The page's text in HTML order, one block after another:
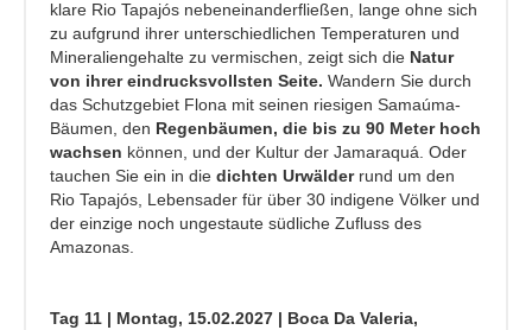
klare Rio Tapajós nebeneinanderfließen, lange ohne sich
zu aufgrund ihrer unterschiedlichen Temperaturen und
Mineraliengehalte zu vermischen, zeigt sich die Natur
von ihrer eindrucksvollsten Seite. Wandern Sie durch
das Schutzgebiet Flona mit seinen riesigen Samaúma-
Bäumen, den Regenbäumen, die bis zu 90 Meter hoch
wachsen können, und der Kultur der Jamaraquá. Oder
tauchen Sie ein in die dichten Urwälderrund um den
Rio Tapajós, Lebensader für über 30 indigene Völker und
der einzige noch ungestaute südliche Zufluss des
Amazonas.
Tag 11 | Montag, 15.02.2027 | Boca Da Valeria,